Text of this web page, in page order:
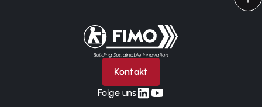
Zurück zur Startseite
Kontakt
Folge unslinkedin
yt